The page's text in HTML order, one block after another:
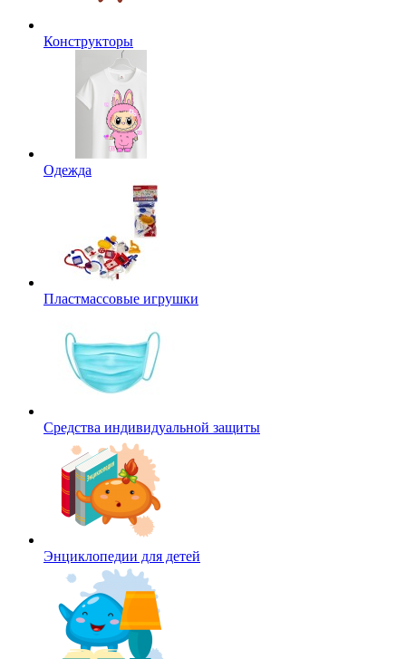
Конструкторы
Одежда
Пластмассовые игрушки
Средства индивидуальной защиты
Энциклопедии для детей